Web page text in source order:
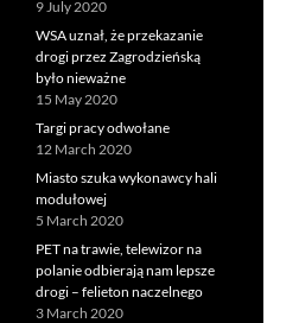
9 July 2020
WSA uznał, że przekazanie
drogi przez Zagrodzieńską
było nieważne
15 May 2020
Targi pracy odwołane
12 March 2020
Miasto szuka wykonawcy hali
modułowej
5 March 2020
PET na trawie, telewizor na
polanie odbierają nam lepsze
drogi – felieton naczelnego
3 March 2020